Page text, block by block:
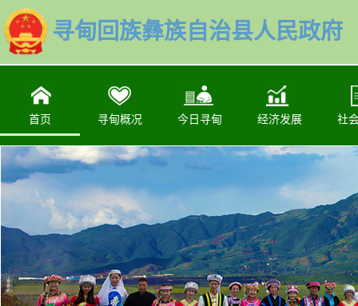
寻甸回族彝族自治县人民政府
首页 寻甸概况 今日寻甸 经济发展 社